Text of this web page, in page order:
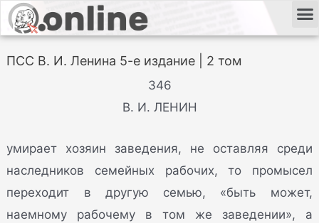
ПСС В. И. Ленина 5-е издание | 2 том
346
В. И. ЛЕНИН
умирает хозяин заведения, не оставляя среди
наследников семейных рабочих, то промысел
переходит в другую семью, «быть может,
наемному рабочему в том же заведении», а